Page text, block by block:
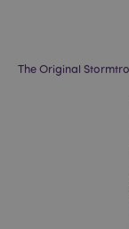
The Original